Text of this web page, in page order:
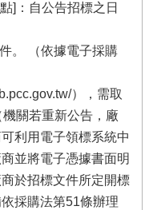
]：自公告招標之日
。 （依據電子採購
），需取
關若重新公告，廠
利用電子領標系統中
並將電子憑據書面明
於招標文件所定開標
採購法第51條辦理